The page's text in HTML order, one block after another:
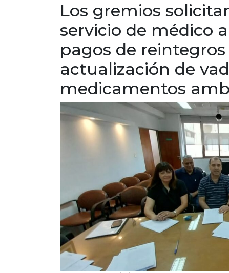
Los gremios
servicio de médico
pagos de
actualización de
medicamentos